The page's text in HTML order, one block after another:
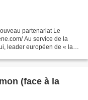
partenariat Le
Au service de la
leader européen de « la
(face à la